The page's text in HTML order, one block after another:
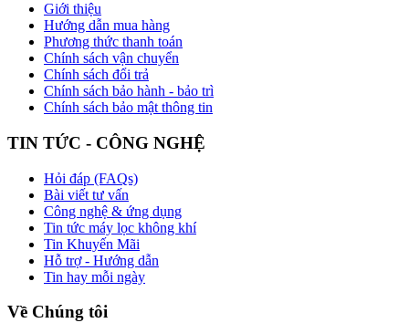
Giới thiệu
Hướng dẫn mua hàng
Phương thức thanh toán
Chính sách vận chuyển
Chính sách đổi trả
Chính sách bảo hành - bảo trì
Chính sách bảo mật thông tin
TIN TỨC - CÔNG NGHỆ
Hỏi đáp (FAQs)
Bài viết tư vấn
Công nghệ & ứng dụng
Tin tức máy lọc không khí
Tin Khuyến Mãi
Hỗ trợ - Hướng dẫn
Tin hay mỗi ngày
Về Chúng tôi